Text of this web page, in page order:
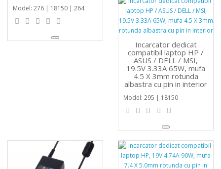
Model: 276 | 18150 | 264
Incarcator dedicat
compatibil laptop HP /
ASUS / DELL / MSI,
19.5V 3.33A 65W, mufa
4.5 X 3mm rotunda
albastra cu pin in interior
Model: 295 | 18150